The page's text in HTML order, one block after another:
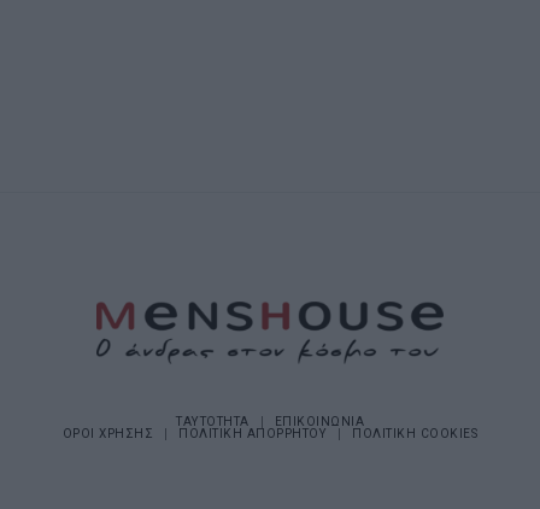
ΤΑΥΤΟΤΗΤΑ
ΕΠΙΚΟΙΝΩΝΙΑ
ΟΡΟΙ ΧΡΗΣΗΣ
ΠΟΛΙΤΙΚΗ ΑΠΟΡΡΗΤΟΥ ΠΟΛΙΤΙΚΗ COOKIES